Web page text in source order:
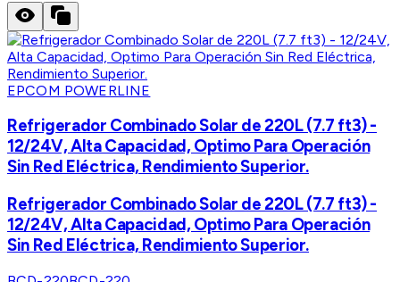
EPCOM POWERLINE
Refrigerador Combinado Solar de 220L (7.7 ft3) -
12/24V, Alta Capacidad, Optimo Para Operación
Sin Red Eléctrica, Rendimiento Superior.
Refrigerador Combinado Solar de 220L (7.7 ft3) -
12/24V, Alta Capacidad, Optimo Para Operación
Sin Red Eléctrica, Rendimiento Superior.